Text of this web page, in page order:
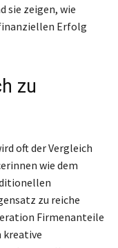
sie zeigen, wie
Erfolg
zu
oft der Vergleich
wie dem
zu reiche
Firmenanteile
kreative